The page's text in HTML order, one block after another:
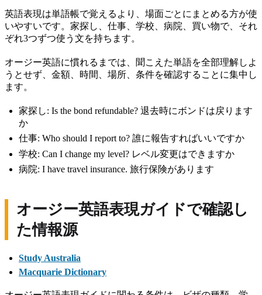
英語表現は単語帳で覚えるより、場面ごとにまとめる方が使
いやすいです。家探し、仕事、学校、病院、買い物で、それ
ぞれ3つずつ使う文を持ちます。
オージー英語に慣れるまでは、聞こえた単語を全部理解しよ
うとせず、金額、時間、場所、条件を確認することに集中し
ます。
家探し: Is the bond refundable? 退去時にボンドは戻ります
か
仕事: Who should I report to? 誰に報告すればいいですか
学校: Can I change my level? レベル変更はできますか
病院: I have travel insurance. 旅行保険があります
オージー英語表現ガイドで確認し
た情報源
Study Australia
Macquarie Dictionary